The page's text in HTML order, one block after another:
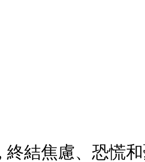
終結焦慮、恐慌